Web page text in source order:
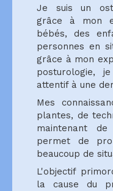
Je suis un
grâce à mon
bébés, des
personnes en
grâce à mon
posturologie,
attentif à une
Mes
plantes, de
maintenant de
permet de
beaucoup de
L'objectif
la cause du